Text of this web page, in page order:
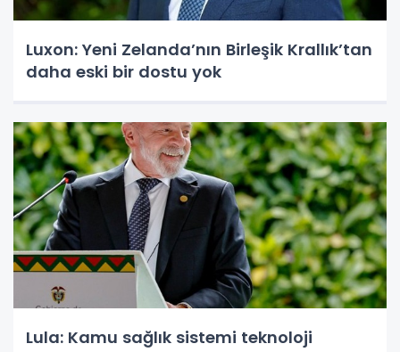
Luxon: Yeni Zelanda’nın Birleşik Krallık’tan
daha eski bir dostu yok
Lula: Kamu sağlık sistemi teknoloji